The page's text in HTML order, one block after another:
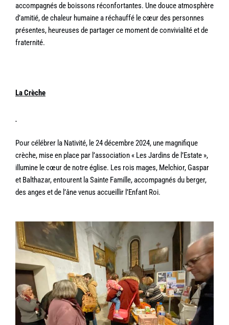
accompagnés de boissons réconfortantes. Une douce atmosphère
d’amitié, de chaleur humaine a réchauffé le cœur des personnes
présentes, heureuses de partager ce moment de convivialité et de
fraternité.
La Crèche
Pour célébrer la Nativité, le 24 décembre 2024, une magnifique
crèche, mise en place par l’association « Les Jardins de l’Estate »,
illumine le cœur de notre église. Les rois mages, Melchior, Gaspar
et Balthazar, entourent la Sainte Famille, accompagnés du berger,
des anges et de l’âne venus accueillir l’Enfant Roi.